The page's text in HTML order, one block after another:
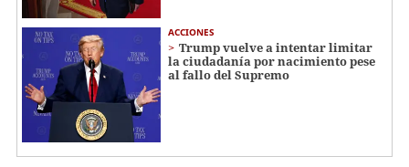
ACCIONES
Trump vuelve a intentar limitar
la ciudadanía por nacimiento pese
al fallo del Supremo